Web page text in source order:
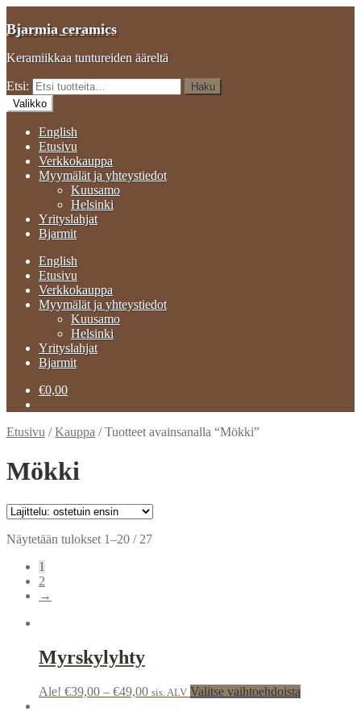
Bjarmia ceramics
Keramiikkaa tuntureiden ääreltä
Etsi:
Haku
Valikko
English
Etusivu
Verkkokauppa
Myymälät ja yhteystiedot
Kuusamo
Helsinki
Yrityslahjat
Bjarmit
English
Etusivu
Verkkokauppa
Myymälät ja yhteystiedot
Kuusamo
Helsinki
Yrityslahjat
Bjarmit
€0,00
Etusivu /Kauppa /Tuotteet avainsanalla “Mökki”
Mökki
Näytetään tulokset 1–20 / 27
1
2
→
Myrskylyhty
Ale! €39,00 – €49,00 sis. ALV Valitse vaihtoehdoista